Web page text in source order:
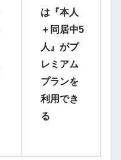
は『本人
＋同居中5
人』がプ
レミアム
プランを
利用でき
る